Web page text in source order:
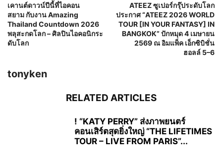
เคานต์ดาวน์ปีนี้ที่ไอคอน
สยาม กับงาน Amazing
Thailand Countdown 2026
พลุสะกดโลก – ศิลปินไอคอนิกระ
ดับโลก
ATEEZ ซูเปอร์กรุ๊ประดับโลก
ประกาศ “ATEEZ 2026 WORLD
TOUR [IN YOUR FANTASY] IN
BANGKOK” ปักหมุด 4 เมษายน
2569 ณ อิมแพ็ค เอ็กซิบิชั่น
ฮอลล์ 5–6
tonyken
RELATED ARTICLES
! “KATY PERRY” ส่งภาพยนตร์
คอนเสิร์ตสุดยิ่งใหญ่ “THE LIFETIMES
TOUR – LIVE FROM PARIS”...